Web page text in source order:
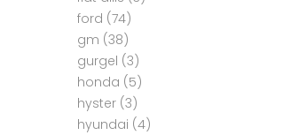
ford (74)
gm (38)
gurgel (3)
honda (5)
hyster (3)
hyundai (4)